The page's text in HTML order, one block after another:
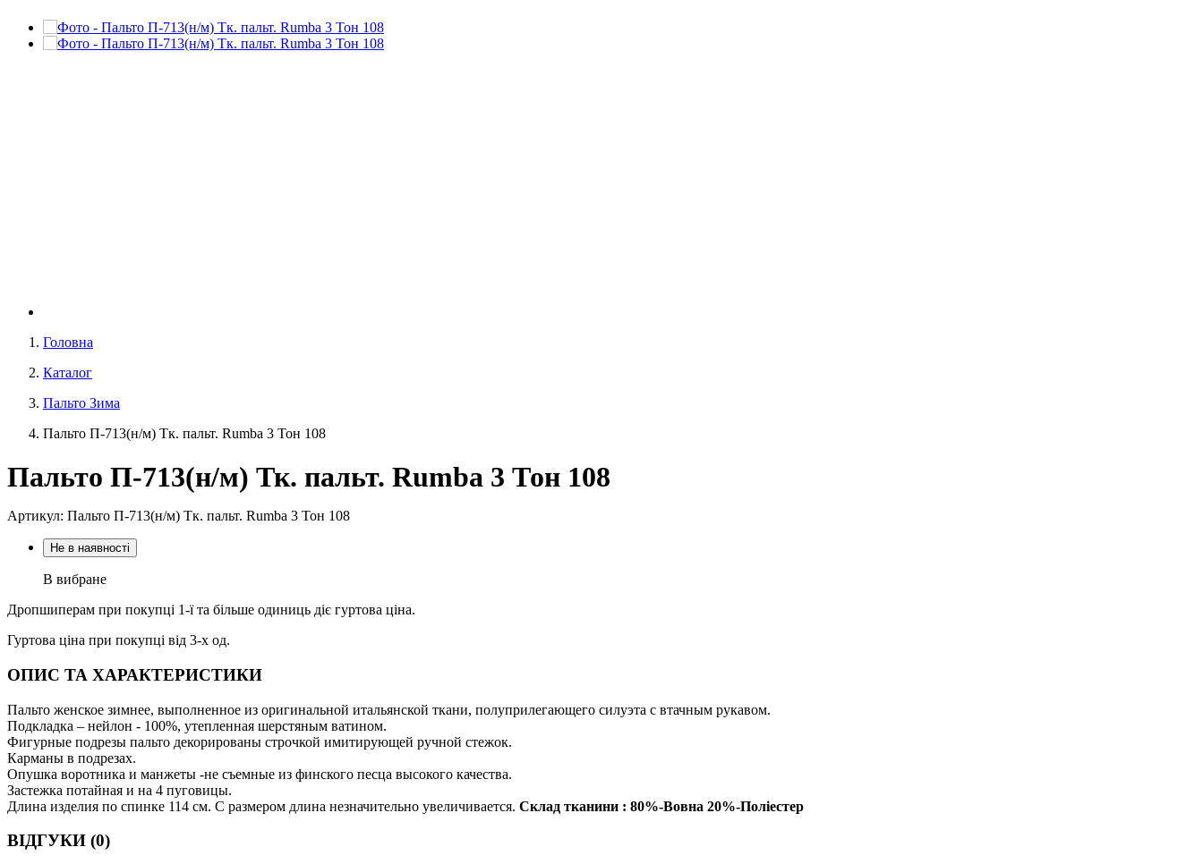
Головна
Каталог
Пальто Зима
Пальто П-713(н/м) Тк. пальт. Rumba 3 Тон 108
Пальто П-713(н/м) Тк. пальт. Rumba 3 Тон 108
Артикул: Пальто П-713(н/м) Тк. пальт. Rumba 3 Тон 108
Не в наявності
В вибране
Дропшиперам при покупці 1-ї та більше одиниць діє гуртова ціна.
Гуртова ціна при покупці від 3-х од.
ОПИС ТА ХАРАКТЕРИСТИКИ
Пальто женское зимнее, выполненное из оригинальной итальянской ткани, полуприлегающего силуэта с втачным рукавом.
Подкладка – нейлон - 100%, утепленная шерстяным ватином.
Фигурные подрезы пальто декорированы строчкой имитирующей ручной стежок.
Карманы в подрезах.
Опушка воротника и манжеты -не съемные из финского песца высокого качества.
Застежка потайная и на 4 пуговицы.
Длина изделия по спинке 114 см. С размером длина незначительно увеличивается. Склад тканини : 80%-Вовна 20%-Поліестер
ВІДГУКИ (0)